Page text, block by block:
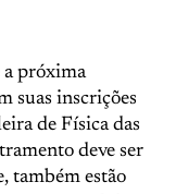
a próxima
suas inscrições
de Física das
deve ser
também estão